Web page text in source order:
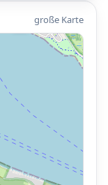
große Karte
P